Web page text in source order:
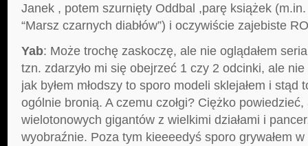
Janek , potem szurnięty Oddbal ,parę książek (m.in.
“Marsz czarnych diabłów”) i oczywiście zajebiste RO
Yab: Może trochę zaskoczę, ale nie oglądałem
tzn. zdarzyło mi się obejrzeć 1 czy 2 odcinki, ale
jak byłem młodszy to sporo modeli sklejałem i stąd
ogólnie bronią. A czemu czołgi? Ciężko
wielotonowych gigantów z wielkimi działami i
wyobraźnie. Poza tym kieeeedyś sporo grywałem